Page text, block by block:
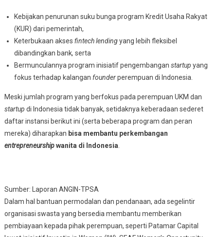
Kebijakan penurunan suku bunga program Kredit Usaha Rakyat
(KUR) dari pemerintah,
Keterbukaan akses fintech lendingyang lebih fleksibel
dibandingkan bank, serta
Bermunculannya program inisiatif pengembangan startup yang
fokus terhadap kalangan founderperempuan di Indonesia.
Meski jumlah program yang berfokus pada perempuan UKM dan
startup di Indonesia tidak banyak, setidaknya keberadaan sederet
daftar instansi berikut ini (serta beberapa program dan peran
mereka) diharapkan bisa membantu perkembangan
entrepreneurshipwanita di Indonesia
Sumber: Laporan ANGIN-TPSA
Dalam hal bantuan permodalan dan pendanaan, ada segelintir
organisasi swasta yang bersedia membantu memberikan
pembiayaan kepada pihak perempuan, seperti Patamar Capital